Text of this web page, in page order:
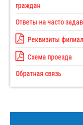
граждан
Ответы на часто
Реквизиты
Схема проезда
Обратная связь